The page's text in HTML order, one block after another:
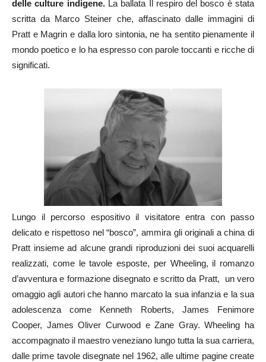
delle culture indigene.La ballata Il respiro del bosco è stata
scritta da Marco Steiner che, affascinato dalle immagini di
Pratt e Magrin e dalla loro sintonia, ne ha sentito pienamente il
mondo poetico e lo ha espresso con parole toccanti e ricche di
significati.
Lungo il percorso espositivo il visitatore entra con passo
delicato e rispettoso nel “bosco”, ammira gli originali a china di
Pratt insieme ad alcune grandi riproduzioni dei suoi acquarelli
realizzati, come le tavole esposte, per Wheeling, il romanzo
d’avventura e formazione disegnato e scritto da Pratt, un vero
omaggio agli autori che hanno marcato la sua infanzia e la sua
adolescenza come Kenneth Roberts, James Fenimore
Cooper, James Oliver Curwood e Zane Gray. Wheeling ha
accompagnato il maestro veneziano lungo tutta la sua carriera,
dalle prime tavole disegnate nel 1962, alle ultime pagine create